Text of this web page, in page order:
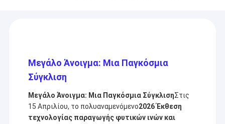
Μεγάλο Άνοιγμα: Μια Παγκόσμια
Σύγκλιση
Μεγάλο Άνοιγμα: Μια Παγκόσμια ΣύγκλισηΣτις
15 Απριλίου, το πολυαναμενόμενο2026 Έκθεση
τεχνολογίας παραγωγής φυτικών ινών και